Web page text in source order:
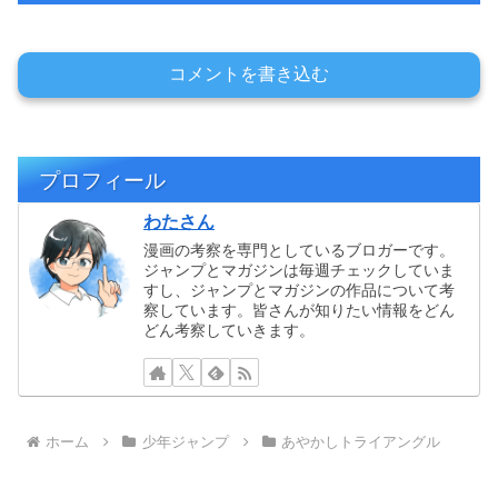
コメントを書き込む
プロフィール
わたさん
漫画の考察を専門としているブロガーです。
ジャンプとマガジンは毎週チェックしていま
すし、ジャンプとマガジンの作品について考
察しています。皆さんが知りたい情報をどん
どん考察していきます。
ホーム 少年ジャンプ あやかしトライアングル